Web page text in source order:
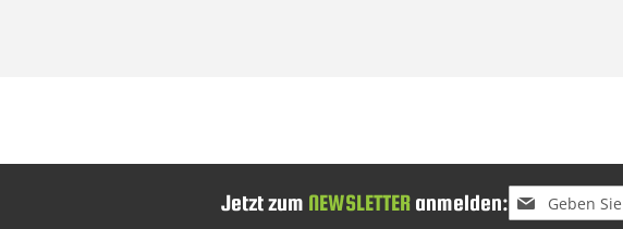
Jetzt zum NEWSLETTER anmelden: Melden
Sie